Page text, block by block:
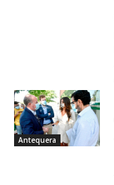
Antequera